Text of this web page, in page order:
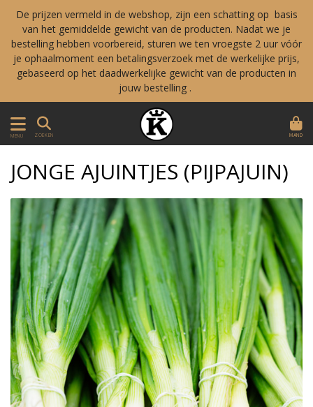
De prijzen vermeld in de webshop, zijn een schatting op basis
van het gemiddelde gewicht van de producten. Nadat we je
bestelling hebben voorbereid, sturen we ten vroegste 2 uur vóór
je ophaalmoment een betalingsverzoek met de werkelijke prijs,
gebaseerd op het daadwerkelijke gewicht van de producten in
jouw bestelling .
MENU ZOEKEN MAND
JONGE AJUINTJES (PIJPAJUIN)